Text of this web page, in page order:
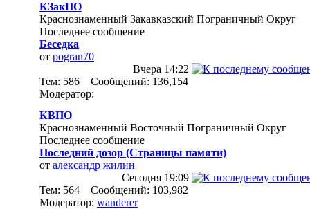
КЗакПО
Краснознаменный Закавказский Пограничный Округ
Последнее сообщение
Беседка
от pogran70
Вчера 14:22
Тем: 586 Сообщений: 136,154
Модератор:
КВПО
Краснознаменный Восточный Пограничный Округ
Последнее сообщение
Последний дозор (Страницы памяти)
от александр жилин
Сегодня 19:09
Тем: 564 Сообщений: 103,982
Модератор: wanderer